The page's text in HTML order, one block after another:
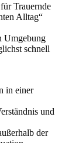
Trauernde
Alltag“
Umgebung
schnell
in einer
und
der